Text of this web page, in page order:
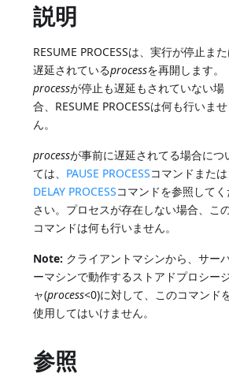
説明
RESUME PROCESSは、実行が停止ま
遅延されているprocessを再開します。
processが停止も遅延もされていない場
合、RESUME PROCESSは何も行いませ
ん。
processが事前に遅延されてる場合につ
ては、 PAUSE PROCESSコマンドまたは
DELAY PROCESSコマンドを参照して
さい。プロセスが存在しない場合、こ
コマンドは何も行いません。
Note: クライアントマシンから、サー
ーマシンで動作するストアドプロシー
ャ(process<0)に対して、このコマンド
使用してはいけません。
参照